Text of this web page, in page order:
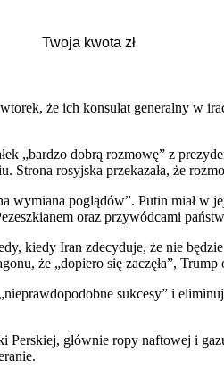
że ich konsulat generalny w
„bardzo dobrą rozmowę” z
rosyjska przekazała, że
wymiana poglądów”. Putin miał
oraz przywódcami
kiedy Iran zdecyduje, że nie
że „dopiero się zaczęła”,
sukcesy” i
głównie ropy naftowej i